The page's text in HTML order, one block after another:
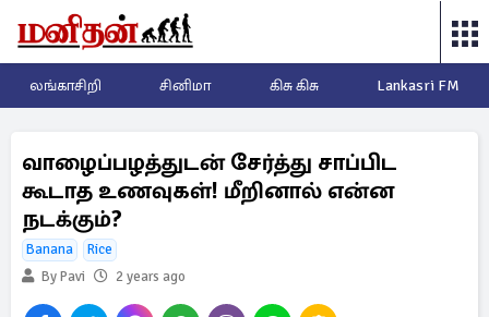
லங்காசிறி சினிமா கிசு கிசு Lankasri FM
வாழைப்பழத்துடன் சேர்த்து சாப்பிட
கூடாத உணவுகள்! மீறினால் என்ன
நடக்கும்?
Banana
Rice
By Pavi
2 years ago